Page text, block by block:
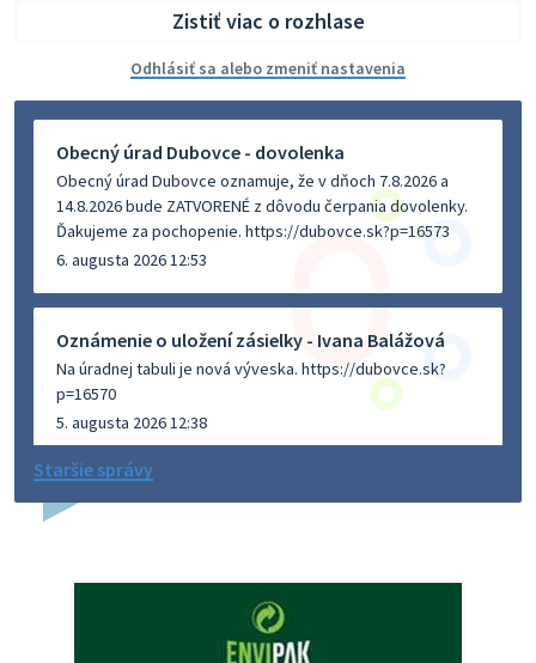
Zistiť viac o rozhlase
Odhlásiť sa alebo zmeniť nastavenia
Obecný úrad Dubovce - dovolenka
Obecný úrad Dubovce oznamuje, že v dňoch 7.8.2026 a
14.8.2026 bude ZATVORENÉ z dôvodu čerpania dovolenky.
Ďakujeme za pochopenie. https://dubovce.sk?p=16573
6. augusta 2026 12:53
Oznámenie o uložení zásielky - Ivana Balážová
Na úradnej tabuli je nová výveska. https://dubovce.sk?
p=16570
5. augusta 2026 12:38
Dovolenka - MUDr. Marián Sivoň
budeZATVORENÁ z dôvodu čerpania dovolenky. Akútne
prípady bude riešiť MUDr.Fisch…
Staršie správy